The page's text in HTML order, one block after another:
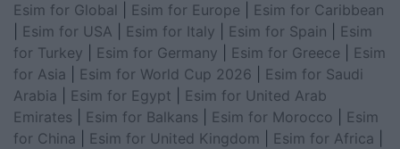
Esim for Global Esim for Europe
Esim for Caribbean
Esim for USA Esim for Italy Esim for Spain
Esim
for Turkey
Esim for Germany Esim for Greece
Esim
for Asia
Esim for World Cup 2026
Esim for Saudi
Arabia
Esim for Egypt
Esim for United Arab
Emirates
Esim for Balkans Esim for Morocco
Esim
for China
Esim for United Kingdom Esim for Africa